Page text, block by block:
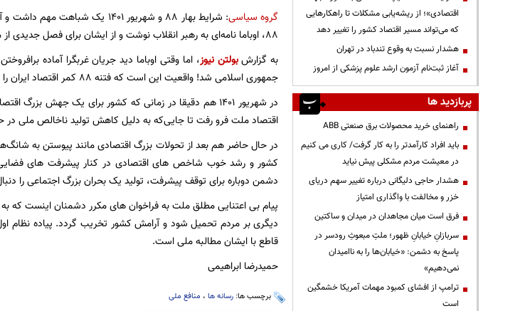
گروه سیاسی
: شرایط بهار ۸۸ و شهریور ۱۴۰۱
۸۸، اوباما نامه‌ای به رهبر انقلاب نوشت و از ایشان برای فصل جدیدی از مناسبات بین ایران و آمریکا کمک خواست.
به گزارشبولتن نیوز
جمهوری اسلامی شد! واقعیت این است که فتنه ۸۸ کمر اقتصاد ایران را شکست تا واکر شکسته برجام به نظام تحمیل شود.
در شهریور ۱۴۰۱ هم دقیقا در زمانی که کشور برای یک جهش
اقتصاد ملت فرو رفت تا جایی‌که به دلیل کاهش تولید ناخالص ملی در حدود 175 هزار میلیارد تومان به اقتصاد ایران
در حال حاضر هم بعد از تحولات بزرگ اقتصادی مانند پیوستن به
کشور و رشد خوب شاخص های اقتصادی در کنار پیشرفت های فضایی
دشمن دوباره برای توقف پیشرفت، تولید یک بحران بزرگ اجتماعی را
پیام بی اعتنایی مطلق ملت به فراخوان های مکرر دشمنان اینست که به
دیگری بر مردم تحمیل شود و آرامش کشور تخریب گردد. پیاده نظام
قاطع با ایشان مطالبه ملی است.
حمیدرضا ابراهیمی
برچسب ها: رسانه ها، منافع ملی
اقتصادی»؛ از ریشه‌یابی مشکلات تا راهکارهایی
که می‌تواند مسیر اقتصاد کشور را تغییر دهد
هشدار نسبت به وقوع تندباد در تهران
آغاز ثبت‌نام آزمون ارشد علوم پزشکی از امروز
پربازدید ها
راهنمای خرید محصولات برق صنعتی ABB
باید افراد کارآمدتر را به کار گرفت/ کاری می کنیم
در معیشت مردم مشکلی پیش نیاید
هشدار حاجی دلیگانی درباره تغییر سهم دریای
خزر و مخالفت با واگذاری امتیاز
فرق است میان مجاهدان در میدان و ساکتین
سربازانِ خیابانِ ظهور؛ ملتِ مبعوثِ رودسر در
پاسخ به دشمن: «خیابان‌ها را به ناامیدان
نمی‌دهیم»
ترامپ از افشای کمبود مهمات آمریکا خشمگین
است